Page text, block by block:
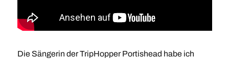
Die Sängerin der TripHopper Portishead habe ich